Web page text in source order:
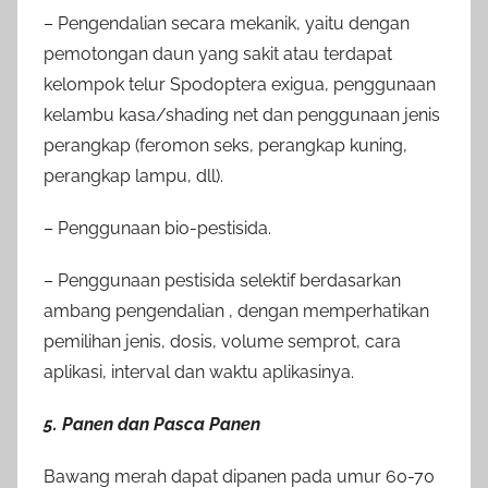
– Pengendalian secara mekanik, yaitu dengan
pemotongan daun yang sakit atau terdapat
kelompok telur Spodoptera exigua, penggunaan
kelambu kasa/shading net dan penggunaan jenis
perangkap (feromon seks, perangkap kuning,
perangkap lampu, dll).
– Penggunaan bio-pestisida.
– Penggunaan pestisida selektif berdasarkan
ambang pengendalian , dengan memperhatikan
pemilihan jenis, dosis, volume semprot, cara
aplikasi, interval dan waktu aplikasinya.
5. Panen dan Pasca Panen
Bawang merah dapat dipanen pada umur 60-70